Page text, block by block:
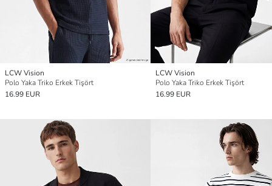
LCW Vision
Polo Yaka Triko Erkek Tişört
16.99 EUR
LCW Vision
Polo Yaka Triko Erkek Tişört
16.99 EUR